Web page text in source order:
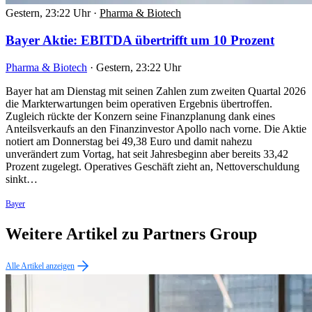
Gestern, 23:22 Uhr · Pharma & Biotech
Bayer Aktie: EBITDA übertrifft um 10 Prozent
Pharma & Biotech · Gestern, 23:22 Uhr
Bayer hat am Dienstag mit seinen Zahlen zum zweiten Quartal 2026
die Markterwartungen beim operativen Ergebnis übertroffen.
Zugleich rückte der Konzern seine Finanzplanung dank eines
Anteilsverkaufs an den Finanzinvestor Apollo nach vorne. Die Aktie
notiert am Donnerstag bei 49,38 Euro und damit nahezu
unverändert zum Vortag, hat seit Jahresbeginn aber bereits 33,42
Prozent zugelegt. Operatives Geschäft zieht an, Nettoverschuldung
sinkt…
Bayer
Weitere Artikel zu Partners Group
Alle Artikel anzeigen